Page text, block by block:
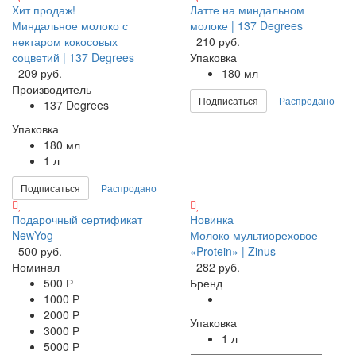
Хит продаж!
Миндальное молоко с
нектаром кокосовых
соцветий | 137 Degrees
209 руб.
Производитель
137 Degrees
Упаковка
180 мл
1 л
Подписаться Распродано
Латте на миндальном
молоке | 137 Degrees
210 руб.
Упаковка
180 мл
Подписаться Распродано
Подарочный сертификат
NewYog
500 руб.
Номинал
500 Р
1000 Р
2000 Р
3000 Р
5000 Р
Новинка
Молоко мультиореховое
«Protein» | Zinus
282 руб.
Бренд
Упаковка
1 л